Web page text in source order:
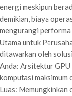
energi meskipun
demikian, biaya
mengurangi
Utama untuk
ditawarkan oleh
Anda: Arsitektur
komputasi maksimum
Luas: Memungkinkan